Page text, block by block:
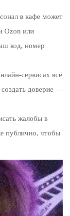
в кафе может
Ozon или
код, номер
сервисах всё
доверие —
жалобы в
публично, чтобы